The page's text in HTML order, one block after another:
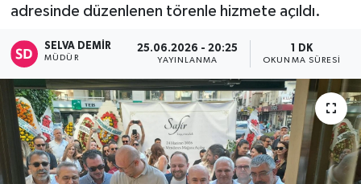
adresinde düzenlenen törenle hizmete açıldı.
SELVA DEMIR
MÜDÜR
25.06.2026 - 20:25
YAYINLANMA
1 DK
OKUNMA SÜRESI